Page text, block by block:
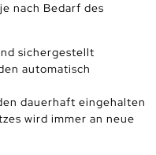
nach Bedarf des
sichergestellt
automatisch
dauerhaft eingehalten
wird immer an neue